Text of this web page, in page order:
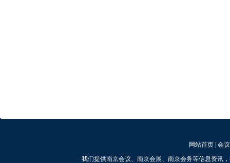
网站首页| 会
我们提供南京会议、南京会展、南京会务等信息资讯